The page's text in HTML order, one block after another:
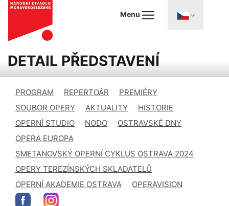
Menu
DETAIL PŘEDSTAVENÍ
PROGRAM REPERTOÁR
PREMIÉRY
SOUBOR OPERY
AKTUALITY
HISTORIE
OPERNÍ STUDIO
NODO
OSTRAVSKÉ DNY
OPERA EUROPA
SMETANOVSKÝ OPERNÍ CYKLUS OSTRAVA 2024
OPERY TEREZÍNSKÝCH SKLADATELŮ
OPERNÍ AKADEMIE OSTRAVA
OPERAVISION